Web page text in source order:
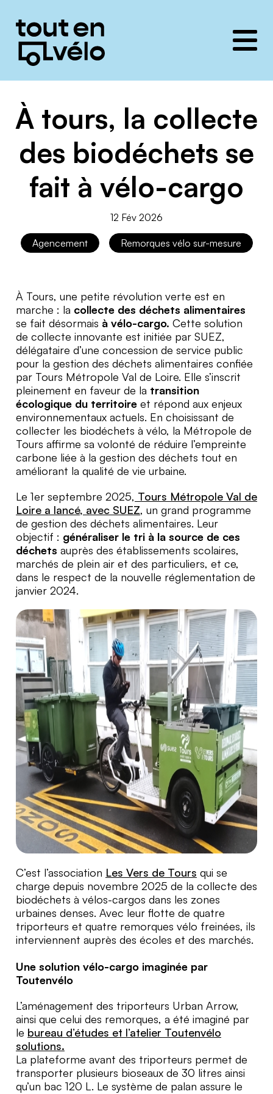
Toutenvélo
solutions
À tours, la collecte
des biodéchets se
fait à vélo-cargo
12 Fév 2026
Agencement Remorques vélo sur-mesure
À Tours, une petite révolution verte est en
marche : la collecte des déchets alimentaires
se fait désormais à vélo-cargo. Cette solution
de collecte innovante est initiée par SUEZ,
délégataire d’une concession de service public
pour la gestion des déchets alimentaires confiée
par Tours Métropole Val de Loire. Elle s’inscrit
pleinement en faveur de la transition
écologique du territoire et répond aux enjeux
environnementaux actuels. En choisissant de
collecter les biodéchets à vélo, la Métropole de
Tours affirme sa volonté de réduire l’empreinte
carbone liée à la gestion des déchets tout en
améliorant la qualité de vie urbaine.
Le 1er septembre 2025, Tours Métropole Val de
Loire a lancé, avec SUEZ, un grand programme
de gestion des déchets alimentaires. Leur
objectif : généraliser le tri à la source de ces
déchets auprès des établissements scolaires,
marchés de plein air et des particuliers, et ce,
dans le respect de la nouvelle réglementation de
janvier 2024.
C’est l’association Les Vers de Tours qui se
charge depuis novembre 2025 de la collecte des
biodéchets à vélos-cargos dans les zones
urbaines denses. Avec leur flotte de quatre
triporteurs et quatre remorques vélo freinées, ils
interviennent auprès des écoles et des marchés.
Une solution vélo-cargo imaginée par
Toutenvélo
L’aménagement des triporteurs Urban Arrow,
ainsi que celui des remorques, a été imaginé par
le bureau d’études et l’atelier Toutenvélo
solutions.
La plateforme avant des triporteurs permet de
transporter plusieurs bioseaux de 30 litres ainsi
qu’un bac 120 L. Le système de palan assure le